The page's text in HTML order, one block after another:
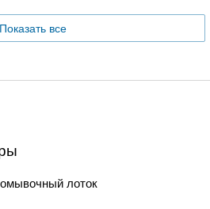
Показать все
лоток